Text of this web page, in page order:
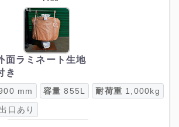
面ラミネート生地
き
mm 容量 855L 耐荷重 1,000kg
口あり